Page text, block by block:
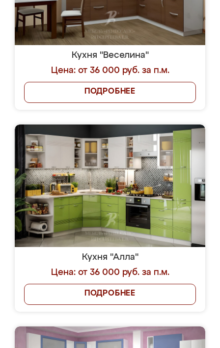
Кухня "Веселина"
Цена: от 36 000 руб. за п.м.
ПОДРОБНЕЕ
Кухня "Алла"
Цена: от 36 000 руб. за п.м.
ПОДРОБНЕЕ